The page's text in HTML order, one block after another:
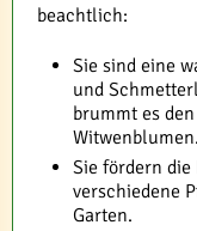
beachtlich:
Sie sind eine
und
brummt es
Witwenblumen.
Sie fördern
verschiedene
Garten.